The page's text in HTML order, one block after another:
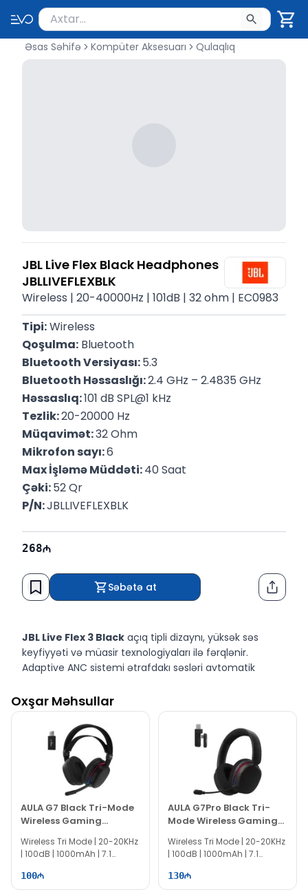
Məhsul axtar
Axtarış üçün ən azı 2 simvol yazın. Göndərmək
Əsas Səhifə Kompüter Aksesuarı Qulaqlıq
JBL Live Flex Black Headphones
JBLLIVEFLEXBLK
Wireless | 20-40000Hz | 101dB | 32 ohm | EC0983
Tipi: Wireless
Qoşulma: Bluetooth
Bluetooth Versiyası: 5.3
Bluetooth Həssaslığı: 2.4 GHz – 2.4835 GHz
Həssaslıq: 101 dB SPL@1 kHz
Tezlik: 20-20000 Hz
Müqavimət: 32 Ohm
Mikrofon sayı: 6
Max İşləmə Müddəti: 40 Saat
Çəki: 52 Qr
P/N: JBLLIVEFLEXBLK
268
Səbətə at
JBL Live Flex 3 Black açıq tipli dizaynı, yüksək səs
keyfiyyəti və müasir texnologiyaları ilə fərqlənir.
Adaptive ANC sistemi ətrafdakı səsləri avtomatik
Signature Sound texnologiyası dərin bas və aydın səs
təqdim edir. 50 saata qədər davam edən batareya
ömrü uzunmüddətli istifadəyə imkan verir. IP54 suya
davamlılıq və şık mavi dizaynla həm gündəlik, həm də
professional istifadə üçün mükəmməldir. JBL Live Flex
modelini Bakıda EvoComp mağazasında nəğd
və köçürmə yolu ilə əldə edə bilərsiniz.
Oxşar Məhsullar
AULA G7 Black Tri-Mode
Wireless Gaming
Wireless Tri Mode | 20-20KHz
| 100dB | 1000mAh | 7.1
100
AULA G7Pro Black Tri-
Mode Wireless Gaming
Wireless Tri Mode | 20-20KHz
| 100dB | 1000mAh | 7.1
130